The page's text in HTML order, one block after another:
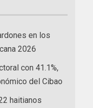
en los
2026
con 41.1%,
del Cibao
haitianos